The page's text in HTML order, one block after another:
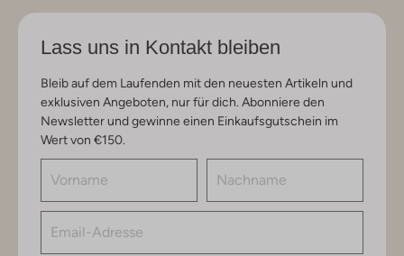
Lass uns in Kontakt bleiben
Bleib auf dem Laufenden mit den neuesten Artikeln und
exklusiven Angeboten, nur für dich. Abonniere den
Newsletter und gewinne einen Einkaufsgutschein im
Wert von €150.